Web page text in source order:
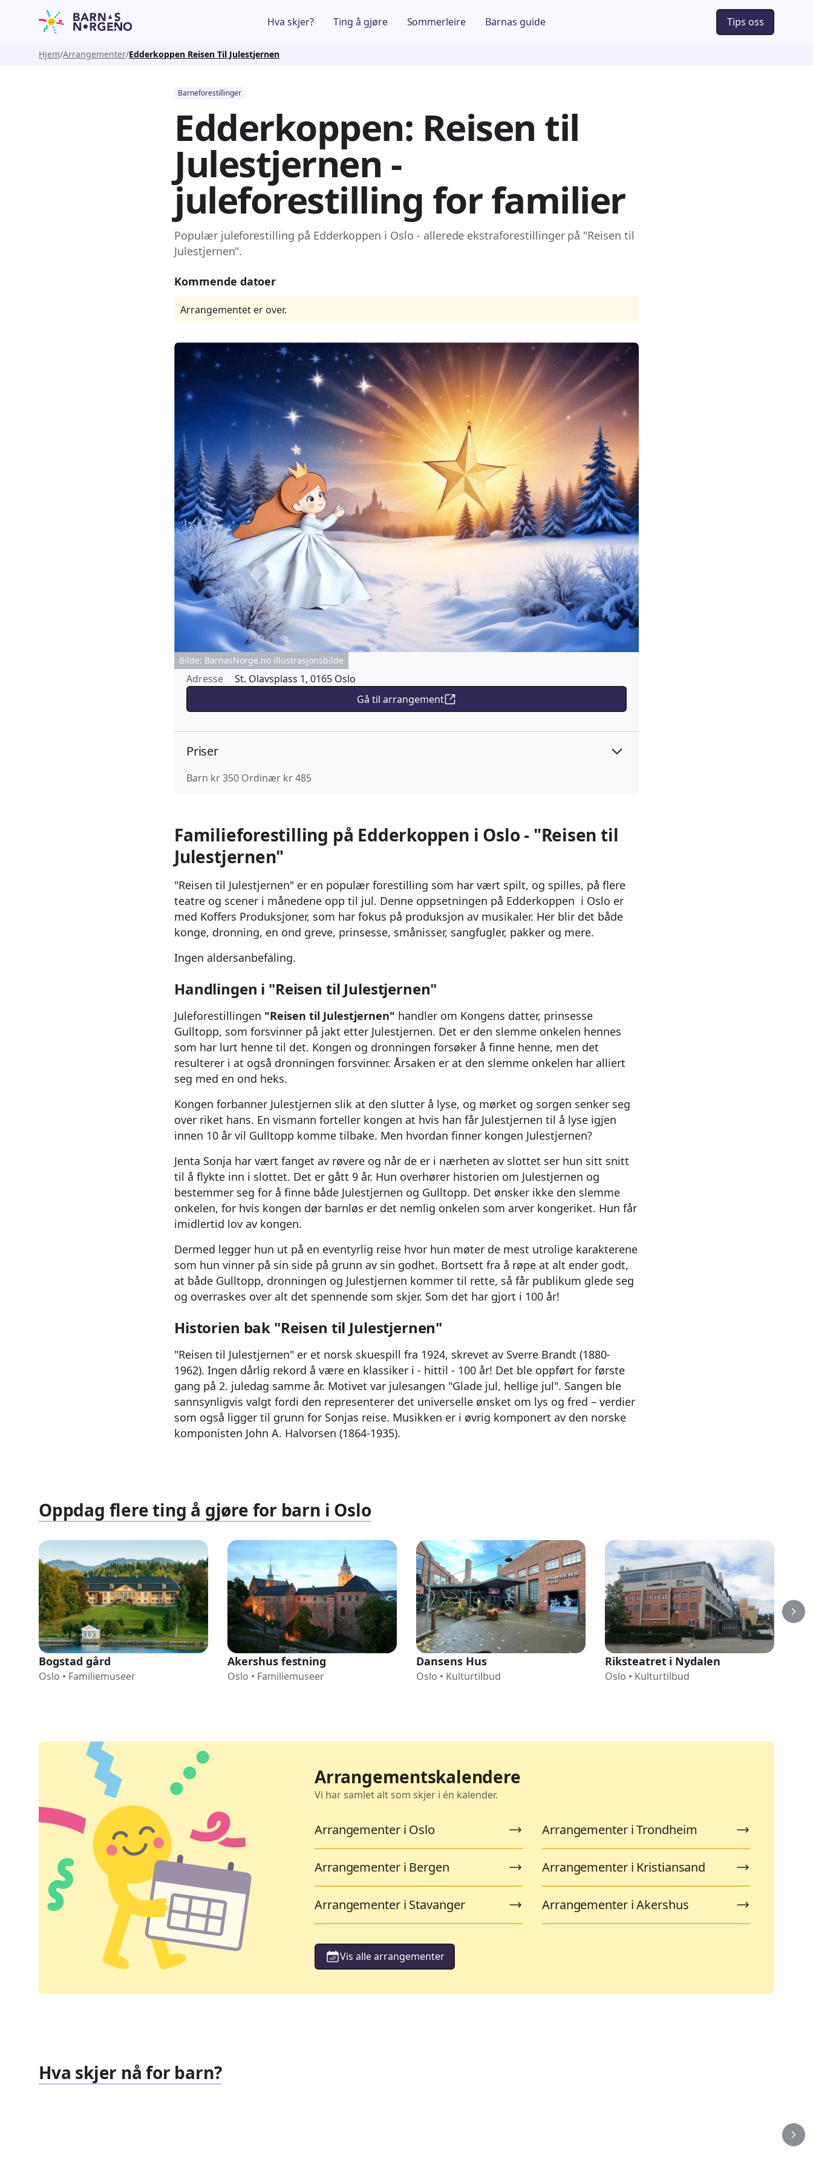
Hva skjer? Ting å gjøre Sommerleire Barnas guide Tips oss
Hjem Arrangementer Edderkoppen Reisen Til Julestjernen
Barneforestillinger
Edderkoppen: Reisen til
Julestjernen -
juleforestilling for familier
Populær juleforestilling på Edderkoppen i Oslo - allerede ekstraforestillinger på "Reisen til
Julestjernen".
Kommende datoer
Arrangementet er over.
Bilde: BarnasNorge.no illustrasjonsbilde
Adresse
St. Olavsplass 1, 0165 Oslo
Gå til arrangement
Priser
Barn kr 350 Ordinær kr 485
Familieforestilling på Edderkoppen i Oslo - "Reisen til
Julestjernen"
"Reisen til Julestjernen" er en populær forestilling som har vært spilt, og spilles, på flere
teatre og scener i månedene opp til jul. Denne oppsetningen på Edderkoppen i Oslo er
med Koffers Produksjoner, som har fokus på produksjon av musikaler. Her blir det både
konge, dronning, en ond greve, prinsesse, smånisser, sangfugler, pakker og mere.
Ingen aldersanbefaling.
Handlingen i "Reisen til Julestjernen"
Juleforestillingen "Reisen til Julestjernen" handler om Kongens datter, prinsesse
Gulltopp, som forsvinner på jakt etter Julestjernen. Det er den slemme onkelen hennes
som har lurt henne til det. Kongen og dronningen forsøker å finne henne, men det
resulterer i at også dronningen forsvinner. Årsaken er at den slemme onkelen har alliert
seg med en ond heks.
Kongen forbanner Julestjernen slik at den slutter å lyse, og mørket og sorgen senker seg
over riket hans. En vismann forteller kongen at hvis han får Julestjernen til å lyse igjen
innen 10 år vil Gulltopp komme tilbake. Men hvordan finner kongen Julestjernen?
Jenta Sonja har vært fanget av røvere og når de er i nærheten av slottet ser hun sitt snitt
til å flykte inn i slottet. Det er gått 9 år. Hun overhører historien om Julestjernen og
bestemmer seg for å finne både Julestjernen og Gulltopp. Det ønsker ikke den slemme
onkelen, for hvis kongen dør barnløs er det nemlig onkelen som arver kongeriket. Hun får
imidlertid lov av kongen.
Dermed legger hun ut på en eventyrlig reise hvor hun møter de mest utrolige karakterene
som hun vinner på sin side på grunn av sin godhet. Bortsett fra å røpe at alt ender godt,
at både Gulltopp, dronningen og Julestjernen kommer til rette, så får publikum glede seg
og overraskes over alt det spennende som skjer. Som det har gjort i 100 år!
Historien bak "Reisen til Julestjernen"
"Reisen til Julestjernen" er et norsk skuespill fra 1924, skrevet av Sverre Brandt (1880-
1962). Ingen dårlig rekord å være en klassiker i - hittil - 100 år! Det ble oppført for første
gang på 2. juledag samme år. Motivet var julesangen "Glade jul, hellige jul". Sangen ble
sannsynligvis valgt fordi den representerer det universelle ønsket om lys og fred – verdier
som også ligger til grunn for Sonjas reise. Musikken er i øvrig komponert av den norske
komponisten John A. Halvorsen (1864-1935).
Oppdag flere ting å gjøre for barn i Oslo
Bogstad gård
Oslo • Familiemuseer
Akershus festning
Oslo • Familiemuseer
Dansens Hus
Oslo • Kulturtilbud
Riksteatret i Nydalen
Oslo • Kulturtilbud
Arrangementskalendere
Vi har samlet alt som skjer i én kalender.
Arrangementer i Oslo Arrangementer i Trondheim
Arrangementer i Bergen Arrangementer i Kristiansand
Arrangementer i Stavanger Arrangementer i Akershus
Vis alle arrangementer
Hva skjer nå for barn?